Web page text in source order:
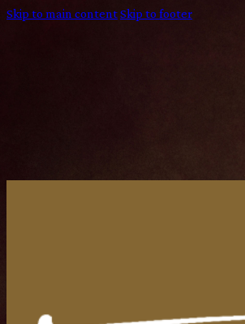
Skip to main contentSkip to footer